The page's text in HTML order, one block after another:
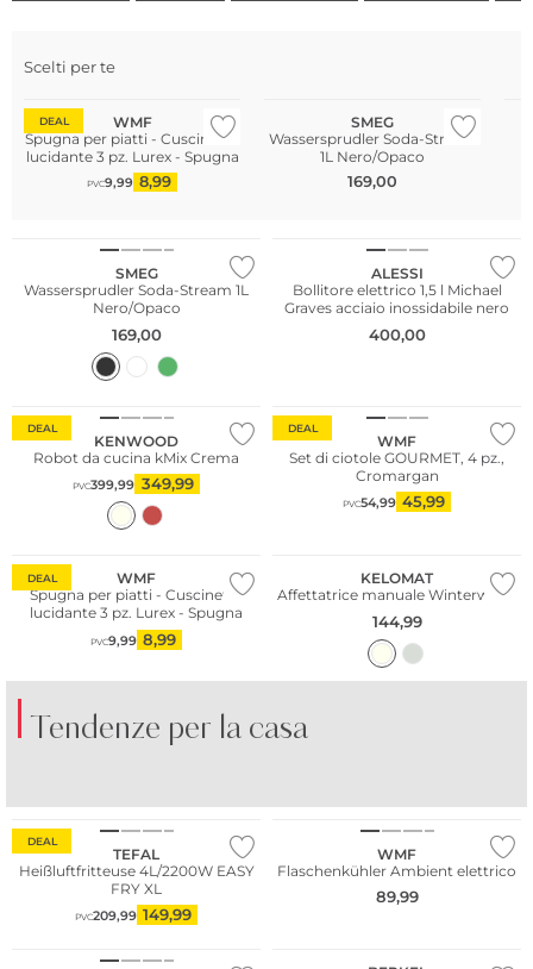
Scelti per te
DEAL
WMF
Spugna per piatti - Cuscinetto
lucidante 3 pz. Lurex - Spugna
PVC9,99 8,99
SMEG
Wassersprudler Soda-Stream
1L Nero/Opaco
169,00
SMEG
Wassersprudler Soda-Stream 1L
Nero/Opaco
169,00
ALESSI
Bollitore elettrico 1,5 l Michael
Graves acciaio inossidabile nero
400,00
DEAL
KENWOOD
Robot da cucina kMix Crema
PVC399,99 349,99
DEAL
WMF
Set di ciotole GOURMET, 4 pz.,
Cromargan
PVC54,99 45,99
DEAL
WMF
Spugna per piatti - Cuscinetto
lucidante 3 pz. Lurex - Spugna
PVC9,99 8,99
KELOMAT
Affettatrice manuale Winterweiss
144,99
Tendenze per la casa
COLORATA
DEAL
TEFAL
Heißluftfritteuse 4L/2200W EASY
FRY XL
PVC209,99 149,99
WMF
Flaschenkühler Ambient elettrico
89,99